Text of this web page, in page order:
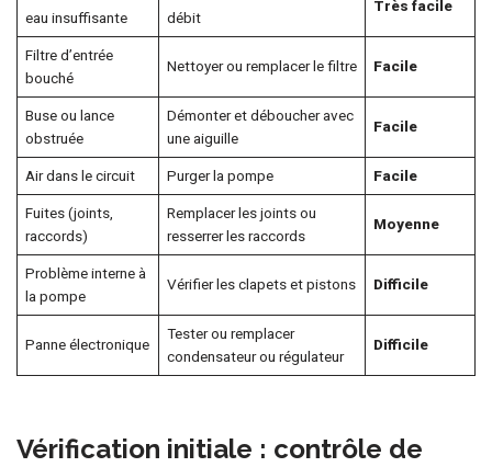
eau insuffisante
débit
Très facile
Filtre d’entrée
bouché
Nettoyer ou remplacer le filtre Facile
Buse ou lance
obstruée
Démonter et déboucher avec
une aiguille
Facile
Air dans le circuit Purger la pompe Facile
Fuites (joints,
raccords)
Remplacer les joints ou
resserrer les raccords
Moyenne
Problème interne à
la pompe
Vérifier les clapets et pistons Difficile
Panne électronique
Tester ou remplacer
condensateur ou régulateur
Difficile
Vérification initiale : contrôle de